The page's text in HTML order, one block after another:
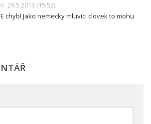
29.5.2013 (15:52)
chyb! Jako nemecky mluvici clovek to mohu